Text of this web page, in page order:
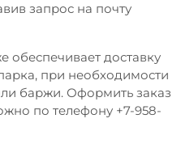
запрос на почту
обеспечивает доставку
при необходимости
баржи. Оформить заказ
по телефону +7-958-